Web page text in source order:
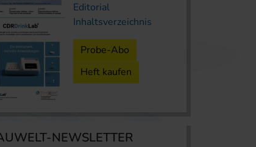
Editorial
Inhaltsverzeichnis
Probe-Abo
Heft kaufen
NEWSLETTER